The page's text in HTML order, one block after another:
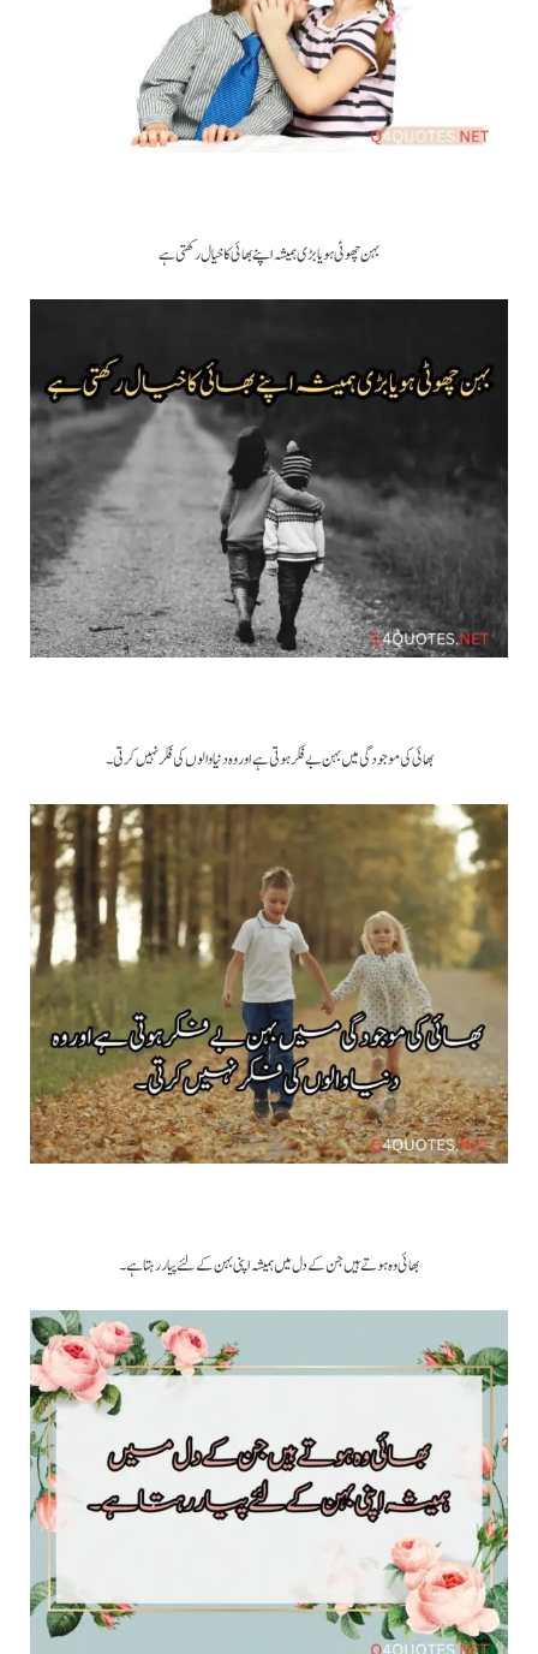
بہن چھوٹی ہو یا بڑی ہمیشہ اپنے بھائی کا خیال رکھتی ہے
بھائی کی موجودگی میں بہن بے فکر ہوتی ہے اور وہ دنیا والوں کی فکر نہیں کرتی ۔
بھائی وہ ہوتے ہیں جن کے دل میں ہمیشہ اپنی بہن کے لئے پیار رہتا ہے ۔